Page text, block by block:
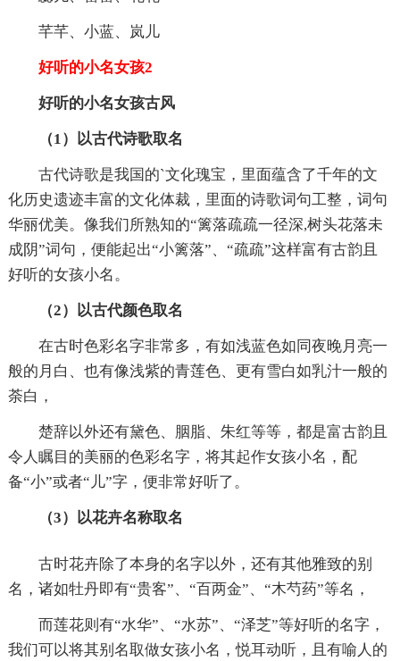
芊芊、小蓝、岚儿
好听的小名女孩2
好听的小名女孩古风
（1）以古代诗歌取名
古代诗歌是我国的`文化瑰宝，里面蕴含了千年的文
化历史遗迹丰富的文化体裁，里面的诗歌词句工整，词句
华丽优美。像我们所熟知的“篱落疏疏一径深,树头花落未
成阴”词句，便能起出“小篱落”、“疏疏”这样富有古韵且
好听的女孩小名。
（2）以古代颜色取名
在古时色彩名字非常多，有如浅蓝色如同夜晚月亮一
般的月白、也有像浅紫的青莲色、更有雪白如乳汁一般的
荼白，
楚辞以外还有黛色、胭脂、朱红等等，都是富古韵且
令人瞩目的美丽的色彩名字，将其起作女孩小名，配
备“小”或者“儿”字，便非常好听了。
（3）以花卉名称取名
古时花卉除了本身的名字以外，还有其他雅致的别
名，诸如牡丹即有“贵客”、“百两金”、“木芍药”等名，
而莲花则有“水华”、“水苏”、“泽芝”等好听的名字，
我们可以将其别名取做女孩小名，悦耳动听，且有喻人的